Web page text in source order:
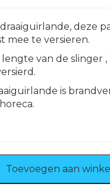
deze
mee te versieren.
lengte van de slinger
is
Toevoegen aan